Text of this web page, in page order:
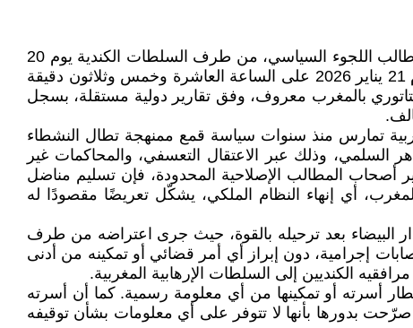
يتلقى الرأي العام الجمهوري ببالغ الاستنكار والإدانة نبأ ترحيل المناضل المغربي الجمهوري المعارض محمد هشام بنوحود، طالب اللجوء السياسي، من طرف السلطات الكندية يوم 20
يناير 2026 على الساعة التاسعة والنصف مساءً، وتسليمه إلى سلطات النظام العلوي السياسي الديكتاتوري السلطوي يوم 21 يناير 2026 على الساعة العاشرة وخمس وثلاثون دقيقة
57 إلى الدار البيضاء ترمينال 2، بالرغم من أن النظام الديكتاتوري بالمغرب معروف، وفق تقارير دولية مستقلة، بسجل
تمارس منذ سنوات سياسة قمع ممنهجة تطال النشطاء
السلمي، وذلك عبر الاعتقال التعسفي، والمحاكمات غير
أصحاب المطالب الإصلاحية المحدودة، فإن تسليم مناضل
أي إنهاء النظام الملكي، يشكّل تعريضًا مقصودًا له
البيضاء بعد ترحيله بالقوة، حيث جرى اعتراضه من طرف
إجرامية، دون إبراز أي أمر قضائي أو تمكينه من أدنى
الكنديين إلى السلطات الإرهابية المغربية.
أسرته أو تمكينها من أي معلومة رسمية. كما أن أسرته
صرّحت بدورها بأنها لا تتوفر على أي معلومات بشأن توقيفه